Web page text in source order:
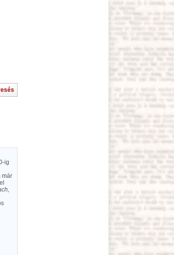
ig
már